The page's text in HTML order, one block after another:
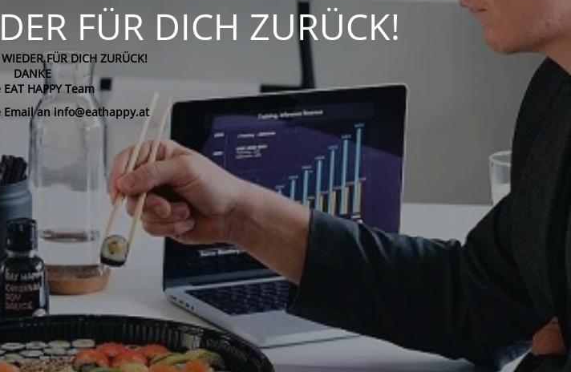
FÜR DICH ZURÜCK!
FÜR DICH ZURÜCK!
DANKE
HAPPY Team
Email an info@eathappy.at